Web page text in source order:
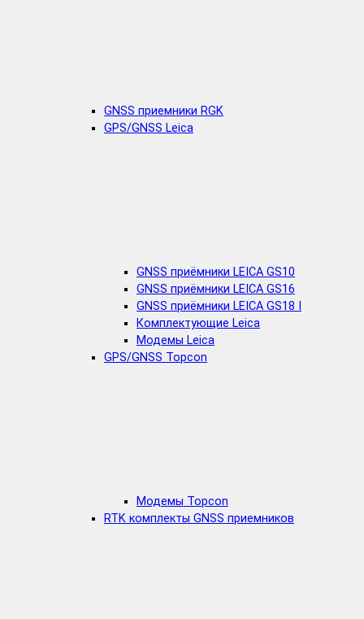
GNSS приемники RGK
GPS/GNSS Leica
GNSS приёмники LEICA GS10
GNSS приёмники LEICA GS16
GNSS приёмники LEICA GS18 I
Комплектующие Leica
Модемы Leica
GPS/GNSS Topcon
Модемы Topcon
RTK комплекты GNSS приемников